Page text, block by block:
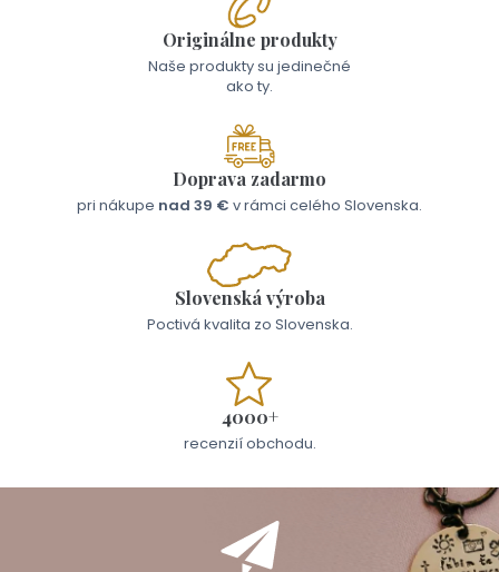
Originálne produkty
Naše produkty su jedinečné
ako ty.
Doprava zadarmo
pri nákupe nad 39 € v rámci celého Slovenska.
Slovenská výroba
Poctivá kvalita zo Slovenska.
4000+
recenzií obchodu.